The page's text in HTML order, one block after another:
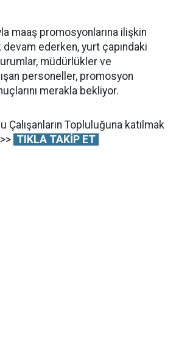
maaş promosyonlarına ilişkin
devam ederken, yurt çapındaki
müdürlükler ve
personeller, promosyon
merakla bekliyor.
Çalışanların Topluluğuna katılmak
TIKLA TAKİP ET